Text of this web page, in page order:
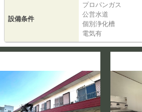
設備条件
プロパンガス
公営水道
個別浄化槽
電気有